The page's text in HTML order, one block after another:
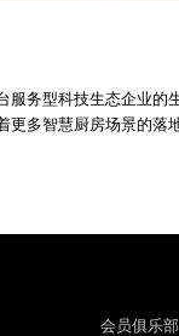
务型科技生态企业的
多智慧厨房场景的落
会员俱乐部